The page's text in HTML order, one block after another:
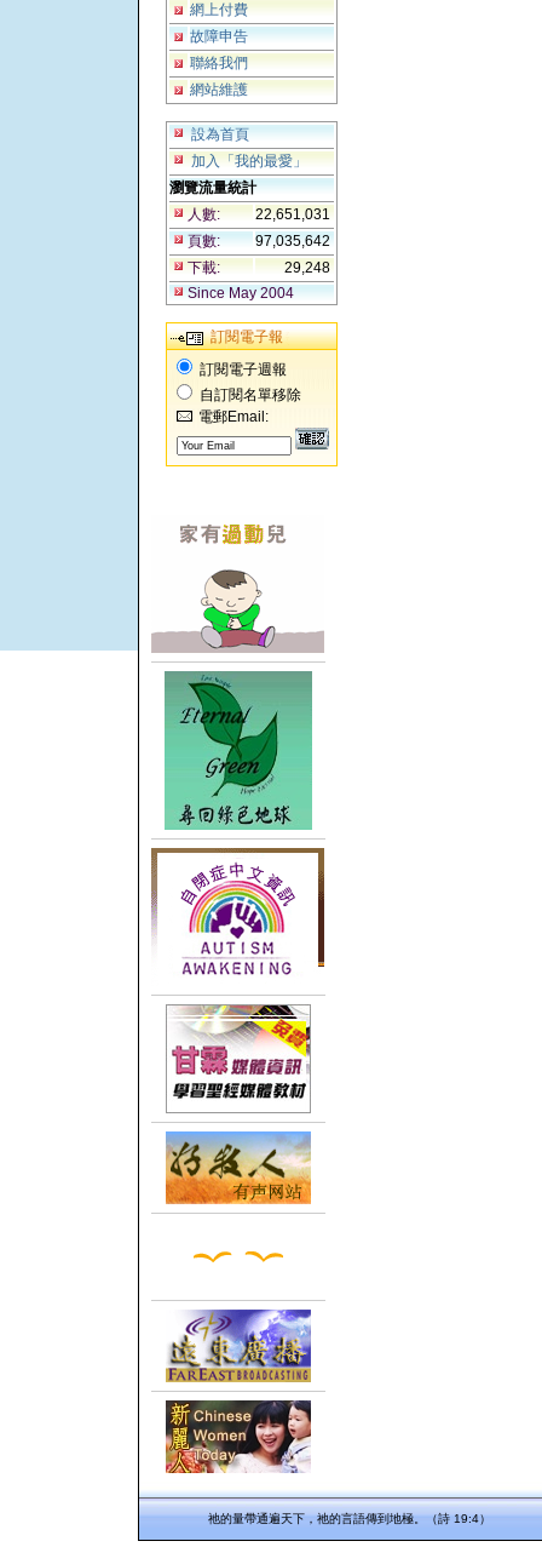
網上付費
故障申告
聯絡我們
網站維護
設為首頁
加入「我的最愛」
瀏覽流量統計
人數:
22,651,031
頁數:
97,035,642
下載:
29,248
Since May 2004
訂閱電子報
訂閱電子週報
自訂閱名單移除
電郵Email:
祂的量帶通遍天下，祂的言語傳到地極。（詩 19:4）